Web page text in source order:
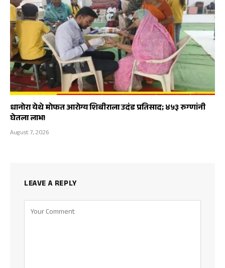
धानोरा येथे मोफत आरोग्य शिबीराला उदंड प्रतिसाद; ४५३ रुग्णांनी
घेतला लाभ!
August 7, 2026
LEAVE A REPLY